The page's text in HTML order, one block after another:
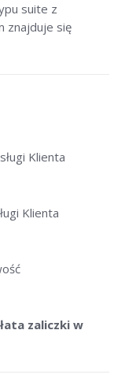
suite z
znajduje się
Klienta
Klienta
zaliczki w